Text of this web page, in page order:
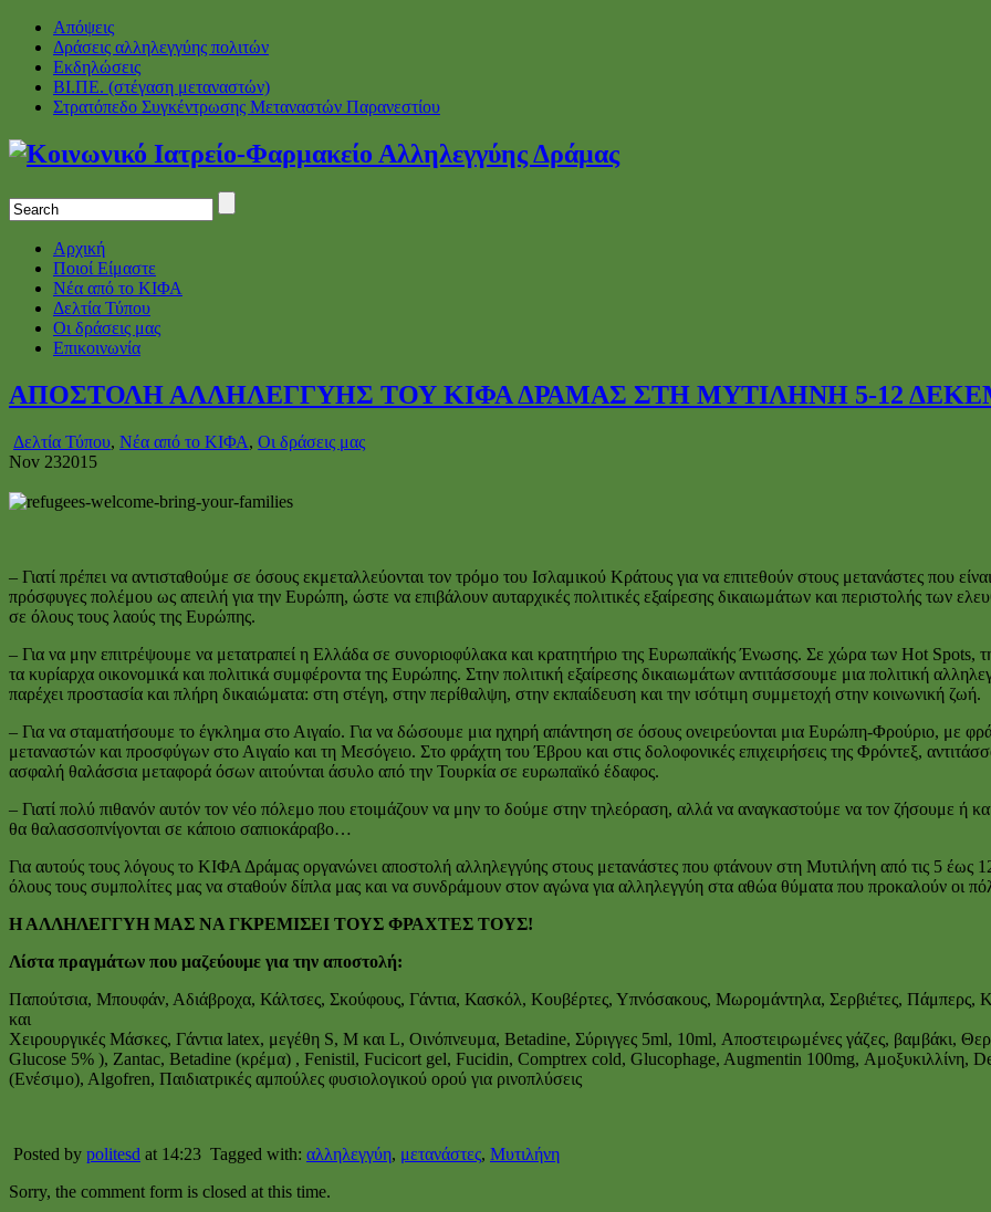
Απόψεις
Δράσεις αλληλεγγύης πολιτών
Εκδηλώσεις
ΒΙ.ΠΕ. (στέγαση μεταναστών)
Στρατόπεδο Συγκέντρωσης Μεταναστών Παρανεστίου
Αρχική
Ποιοί Είμαστε
Νέα από το ΚΙΦΑ
Δελτία Τύπου
Οι δράσεις μας
Επικοινωνία
ΑΠΟΣΤΟΛΗ ΑΛΛΗΛΕΓΓΥΗΣ ΤΟΥ ΚΙΦΑ ΔΡΑΜΑΣ ΣΤΗ ΜΥΤΙΛΗΝΗ 5-12
Δελτία Τύπου, Νέα από το ΚΙΦΑ, Οι δράσεις μας
Nov 232015
– Γιατί πρέπει να αντισταθούμε σε όσους εκμεταλλεύονται τον τρόμο του Ισλαμικού Κράτους για να επιτεθούν στους μετανάστες που
πρόσφυγες πολέμου ως απειλή για την Ευρώπη, ώστε να επιβάλουν αυταρχικές πολιτικές εξαίρεσης δικαιωμάτων και περιστολής των
σε όλους τους λαούς της Ευρώπης.
– Για να μην επιτρέψουμε να μετατραπεί η Ελλάδα σε συνοριοφύλακα και κρατητήριο της Ευρωπαϊκής Ένωσης. Σε χώρα των Hot Spots,
τα κυρίαρχα οικονομικά και πολιτικά συμφέροντα της Ευρώπης. Στην πολιτική εξαίρεσης δικαιωμάτων αντιτάσσουμε μια πολιτική
παρέχει προστασία και πλήρη δικαιώματα: στη στέγη, στην περίθαλψη, στην εκπαίδευση και την ισότιμη συμμετοχή στην κοινωνική ζωή.
– Για να σταματήσουμε το έγκλημα στο Αιγαίο. Για να δώσουμε μια ηχηρή απάντηση σε όσους ονειρεύονται μια Ευρώπη-Φρούριο, με
μεταναστών και προσφύγων στο Αιγαίο και τη Μεσόγειο. Στο φράχτη του Έβρου και στις δολοφονικές επιχειρήσεις της Φρόντεξ,
ασφαλή θαλάσσια μεταφορά όσων αιτούνται άσυλο από την Τουρκία σε ευρωπαϊκό έδαφος.
– Γιατί πολύ πιθανόν αυτόν τον νέο πόλεμο που ετοιμάζουν να μην το δούμε στην τηλεόραση, αλλά να αναγκαστούμε να τον ζήσουμε ή
θα θαλασσοπνίγονται σε κάποιο σαπιοκάραβο…
Για αυτούς τους λόγους το ΚΙΦΑ Δράμας οργανώνει αποστολή αλληλεγγύης στους μετανάστες που φτάνουν στη Μυτιλήνη από τις 5 έως
όλους τους συμπολίτες μας να σταθούν δίπλα μας και να συνδράμουν στον αγώνα για αλληλεγγύη στα αθώα θύματα που προκαλούν οι
Η ΑΛΛΗΛΕΓΓΥΗ ΜΑΣ ΝΑ ΓΚΡΕΜΙΣΕΙ ΤΟΥΣ ΦΡΑΧΤΕΣ ΤΟΥΣ!
Λίστα πραγμάτων που μαζεύουμε για την αποστολή:
Παπούτσια, Μπουφάν, Αδιάβροχα, Κάλτσες, Σκούφους, Γάντια, Κασκόλ, Κουβέρτες, Υπνόσακους, Μωρομάντηλα, Σερβιέτες,
και
Χειρουργικές Μάσκες, Γάντια latex, μεγέθη S, M και L, Οινόπνευμα, Betadine, Σύριγγες 5ml, 10ml, Αποστειρωμένες γάζες,
Glucose 5% ), Zantac, Betadine (κρέμα) , Fenistil, Fucicort gel, Fucidin, Comptrex cold, Glucophage, Augmentin 100mg, Αμοξυκιλλίνη,
(Ενέσιμο), Algofren, Παιδιατρικές αμπούλες φυσιολογικού ορού για ρινοπλύσεις
Posted by politesd at 14:23 Tagged with: αλληλεγγύη, μετανάστες, Μυτιλήνη
Sorry, the comment form is closed at this time.